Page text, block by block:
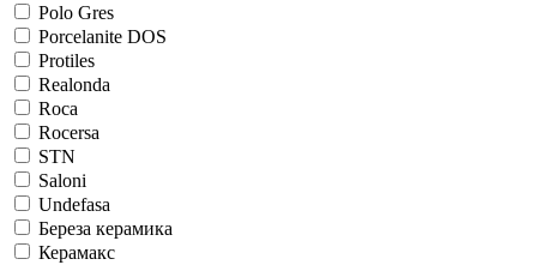
Polo Gres
Porcelanite DOS
Protiles
Realonda
Roca
Rocersa
STN
Saloni
Undefasa
Береза керамика
Керамакс